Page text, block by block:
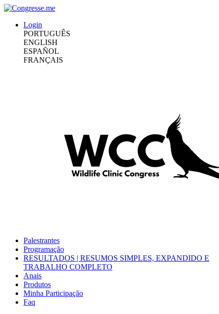
Login
PORTUGUÊS
ENGLISH
ESPAÑOL
FRANÇAIS
Palestrantes
Programação
RESULTADOS | RESUMOS SIMPLES, EXPANDIDO E
TRABALHO COMPLETO
Anais
Produtos
Minha Participação
Faq